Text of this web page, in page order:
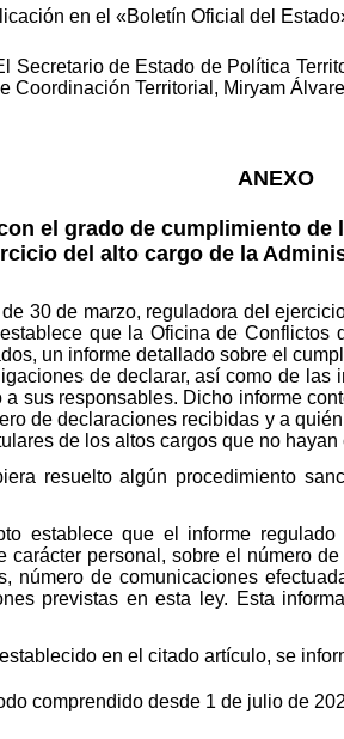
en el «Boletín Oficial del
Secretario de Estado de Política
Coordinación Territorial, Miryam
ANEXO
el grado de cumplimiento de
del alto cargo de la
30 de marzo, reguladora del
que la Oficina de
un informe detallado sobre el
de declarar, así como de
sus responsables. Dicho informe
de declaraciones recibidas y a
de los altos cargos que no
resuelto algún procedimiento
establece que el informe
carácter personal, sobre el número
número de comunicaciones
previstas en esta ley. Esta
en el citado artículo, se
comprendido desde 1 de julio de